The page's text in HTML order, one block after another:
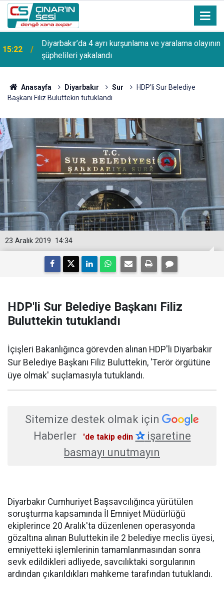
15:22
Diyarbakır’da 4 ayrı kurşunlama ve yaralama olayının
şüphelileri yakalandı
Anasayfa Diyarbakır Sur
HDP'li Sur Belediye
Başkanı Filiz Buluttekin tutuklandı
14:34
23 Aralık 2019
HDP'li Sur Belediye Başkanı Filiz
Buluttekin tutuklandı
İçişleri Bakanlığınca görevden alınan HDP'li Diyarbakır
Sur Belediye Başkanı Filiz Buluttekin, 'Terör örgütüne
üye olmak' suçlamasıyla tutuklandı.
Sitemize destek olmak için
Haberler
'de takip edin ✰işaretine
basmayı unutmayın
Diyarbakır Cumhuriyet Başsavcılığınca yürütülen
soruşturma kapsamında İl Emniyet Müdürlüğü
ekiplerince 20 Aralık'ta düzenlenen operasyonda
gözaltına alınan Buluttekin ile 2 belediye meclis üyesi,
emniyetteki işlemlerinin tamamlanmasından sonra
sevk edildikleri adliyede, savcılıktaki sorgularının
ardından çıkarıldıkları mahkeme tarafından tutuklandı.